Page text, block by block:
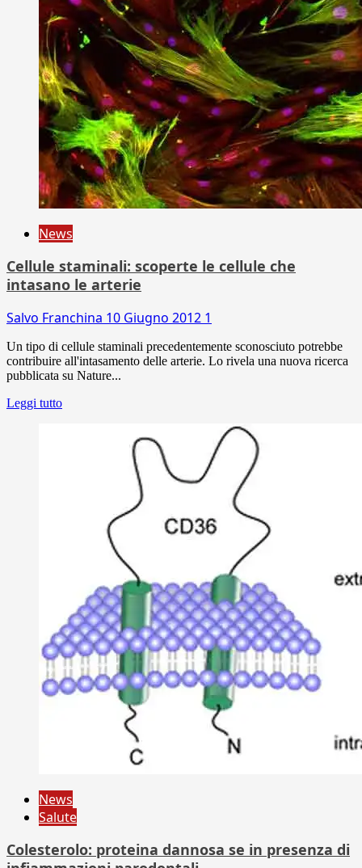
News
Cellule staminali: scoperte le cellule che
intasano le arterie
Salvo Franchina 10 Giugno 2012 1
Un tipo di cellule staminali precedentemente sconosciuto potrebbe
contribuire all'intasamento delle arterie. Lo rivela una nuova ricerca
pubblicata su Nature...
Leggi tutto
News
Salute
Colesterolo: proteina dannosa se in presenza di